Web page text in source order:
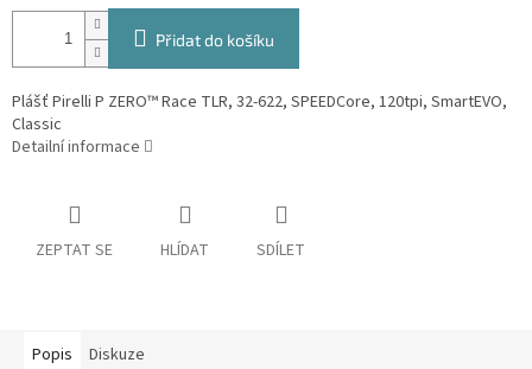
Přidat do košíku
Plášť Pirelli P ZERO™ Race TLR, 32-622, SPEEDCore, 120tpi, SmartEVO,
Classic
Detailní informace
ZEPTAT SE HLÍDAT SDÍLET
Popis Diskuze